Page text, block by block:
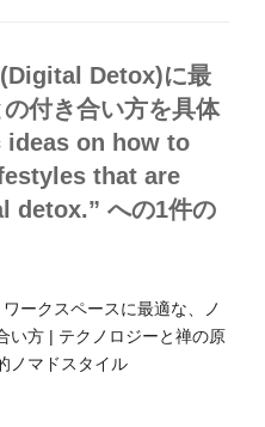
Detox)に最
付き合い方を具体
ideas on how to
that are
への1件の
ワークスペースに最適な、ノ
い方 | テクノロジーと禅の原
ノマドスタイル